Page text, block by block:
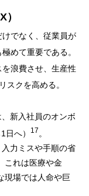
でなく、従業員が
めて重要である。
浪費させ、生産性
スクを高める。
新入社員のオンボ
日へ）
17 。
力ミスや手順の省
これは医療や金
現場では人命や巨